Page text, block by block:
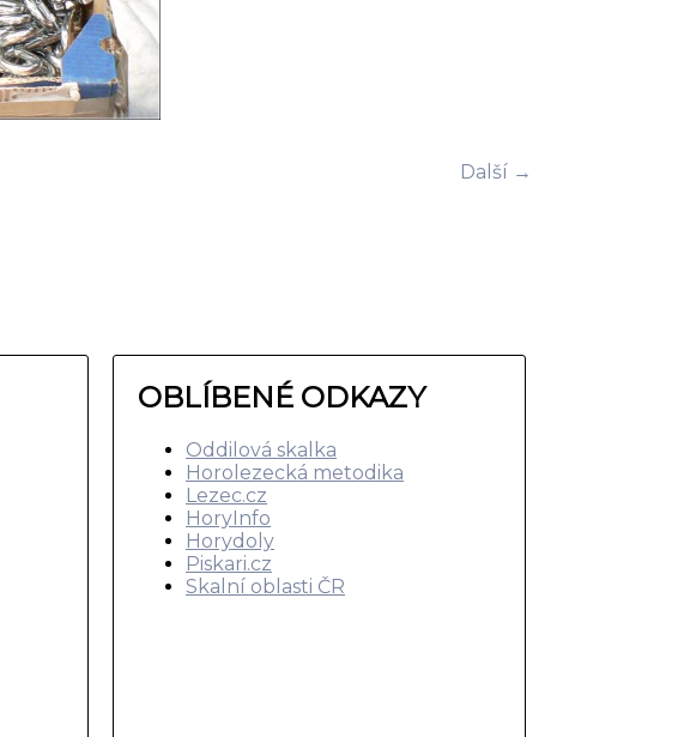
Další →
OBLÍBENÉ ODKAZY
Oddilová skalka
Horolezecká metodika
Lezec.cz
HoryInfo
Horydoly
Piskari.cz
Skalní oblasti ČR